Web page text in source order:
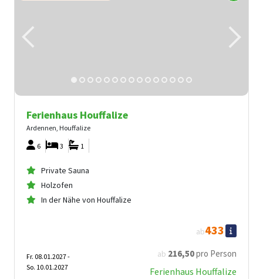
Ferienhaus Houffalize
Ardennen, Houffalize
6
1
3
Private Sauna
Holzofen
In der Nähe von Houffalize
ab 216,50pro Person
ab433
Fr. 08.01.2027 -
So. 10.01.2027
Ferienhaus Houffalize